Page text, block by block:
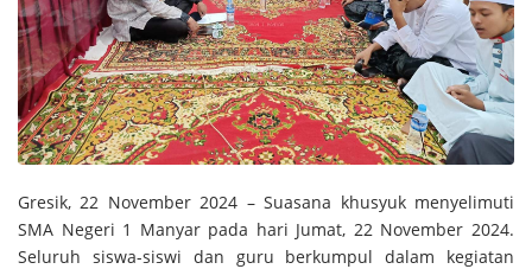
Gresik, 22 November 2024 – Suasana khusyuk menyelimuti
SMA Negeri 1 Manyar pada hari Jumat, 22 November 2024.
Seluruh siswa-siswi dan guru berkumpul dalam kegiatan